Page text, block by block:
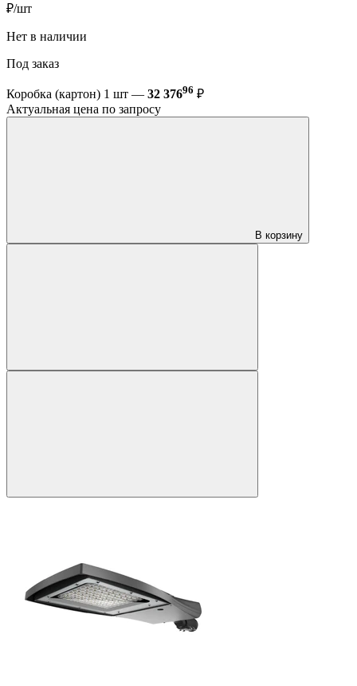
₽/шт
Нет в наличии
Под заказ
Коробка (картон) 1 шт — 32 37696 ₽
Актуальная цена по запросу
В корзину